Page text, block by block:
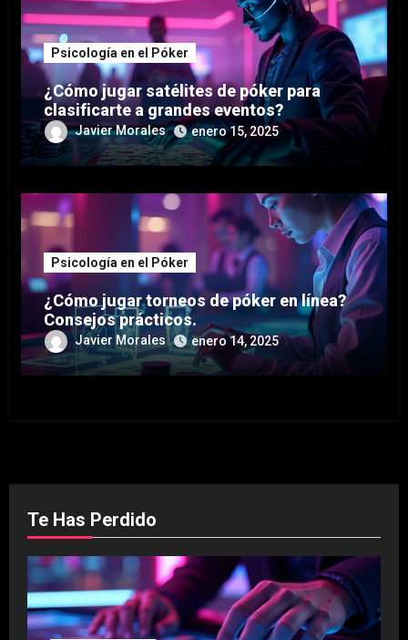
Psicología en el Póker
¿Cómo jugar satélites de póker para
clasificarte a grandes eventos?
Javier Morales enero 15, 2025
Psicología en el Póker
¿Cómo jugar torneos de póker en línea?
Consejos prácticos.
Javier Morales enero 14, 2025
Te Has Perdido